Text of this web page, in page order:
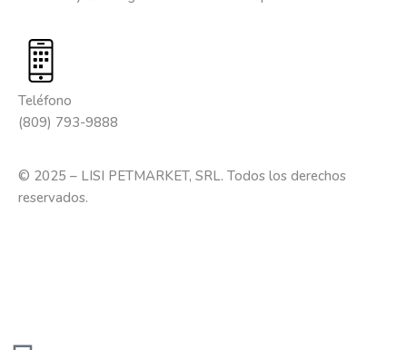
Teléfono
(809) 793-9888
© 2025 – LISI PETMARKET, SRL. Todos los derechos
reservados.